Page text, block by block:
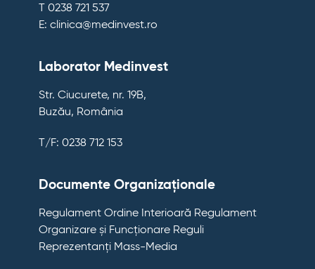
T 0238 721 537
E: clinica@medinvest.ro
Laborator Medinvest
Str. Ciucurete, nr. 19B,
Buzău, România
T/F: 0238 712 153
Documente Organizaționale
Regulament Ordine Interioară Regulament
Organizare și Funcționare Reguli
Reprezentanți Mass-Media